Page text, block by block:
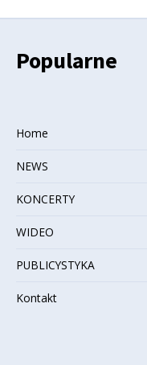
Popularne
Home
NEWS
KONCERTY
WIDEO
PUBLICYSTYKA
Kontakt